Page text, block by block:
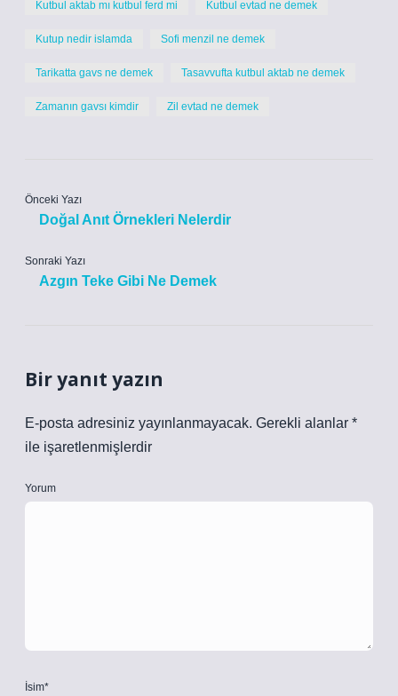
Kutbul aktab mı kutbul ferd mi Kutbul evtad ne demek
Kutup nedir islamda Sofi menzil ne demek
Tarikatta gavs ne demek Tasavvufta kutbul aktab ne demek
Zamanın gavsı kimdir Zil evtad ne demek
Önceki Yazı
Doğal Anıt Örnekleri Nelerdir
Sonraki Yazı
Azgın Teke Gibi Ne Demek
Bir yanıt yazın
E-posta adresiniz yayınlanmayacak. Gerekli alanlar *
ile işaretlenmişlerdir
Yorum
İsim*